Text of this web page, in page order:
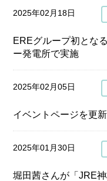
2025年02月18日
EREグループ初とな
ー発電所で実施
2025年02月05日
イベントページを更
2025年01月30日
堀田茜さんが「JRE